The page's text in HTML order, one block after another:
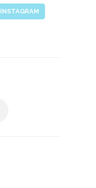
INSTAGRAM